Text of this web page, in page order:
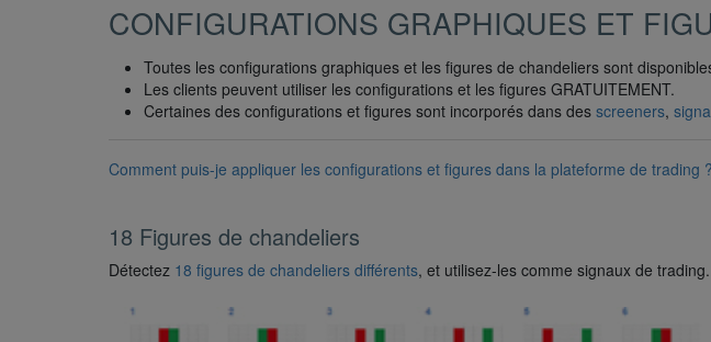
CONFIGURATIONS GRAPHIQUES ET
Toutes les configurations graphiques et les figures de chandeliers sont
Les clients peuvent utiliser les configurations et les figures GRATUITEMENT.
Certaines des configurations et figures sont incorporés dans des screeners,
Comment puis-je appliquer les configurations et figures dans la plateforme de trading ?
18 Figures de chandeliers
Détectez 18 figures de chandeliers différents, et utilisez-les comme signaux de trading.